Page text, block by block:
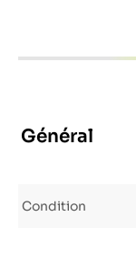
Général
Condition